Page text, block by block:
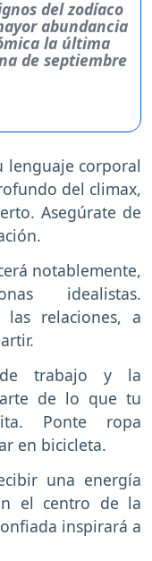
del zodíaco
abundancia
la última
de septiembre
lenguaje corporal
del climax,
Asegúrate de
notablemente,
idealistas.
las relaciones, a
trabajo y la
de lo que tu
Ponte ropa
en bicicleta.
una energía
el centro de la
inspirará a